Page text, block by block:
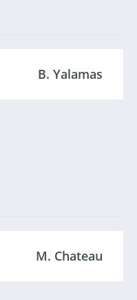
B. Yalamas
M. Chateau